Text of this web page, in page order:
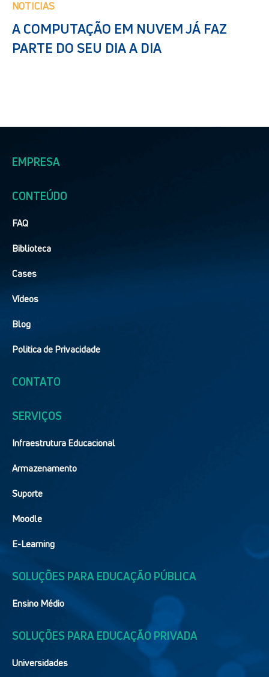
NOTICIAS
A COMPUTAÇÃO EM NUVEM JÁ FAZ
PARTE DO SEU DIA A DIA
EMPRESA
CONTEÚDO
FAQ
Biblioteca
Cases
Vídeos
Blog
Politica de Privacidade
CONTATO
SERVIÇOS
Infraestrutura Educacional
Armazenamento
Suporte
Moodle
E-Learning
SOLUÇÕES PARA EDUCAÇÃO PÚBLICA
Ensino Médio
SOLUÇÕES PARA EDUCAÇÃO PRIVADA
Universidades